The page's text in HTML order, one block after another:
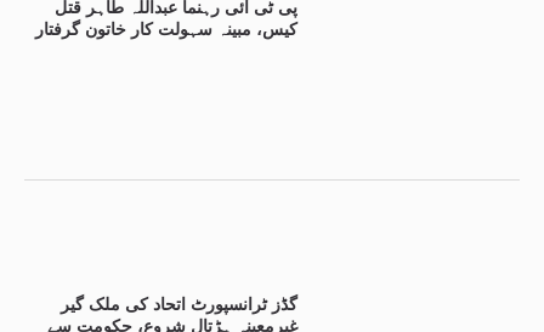
پی ٹی آئی رہنما عبداللہ طاہر قتل
کیس، مبینہ سہولت کار خاتون گرفتار
گڈز ٹرانسپورٹ اتحاد کی ملک گیر
غیرمعینہ ہڑتال شروع، حکومت سے